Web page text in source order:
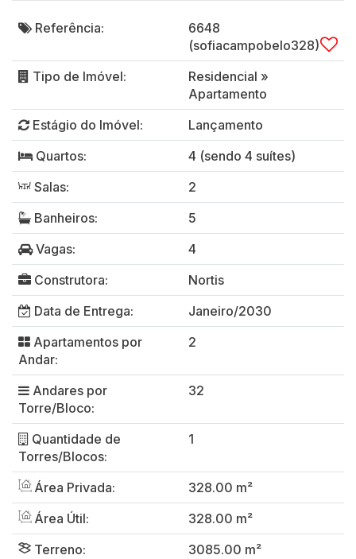
Referência:
6648
(sofiacampobelo328)
Tipo de Imóvel:
Residencial »
Apartamento
Estágio do Imóvel:
Lançamento
Quartos:
4 (sendo 4 suítes)
Salas:
2
Banheiros:
5
Vagas:
4
Construtora:
Nortis
Data de Entrega:
Janeiro/2030
Apartamentos por
Andar:
2
Andares por
Torre/Bloco:
32
Quantidade de
Torres/Blocos:
1
Área Privada:
328.00 m²
Área Útil:
328.00 m²
Terreno:
3085.00 m²